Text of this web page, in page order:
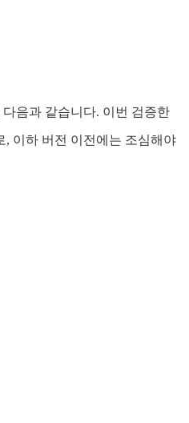
음과 같습니다. 이번 검증한
, 이하 버전 이전에는 조심해야